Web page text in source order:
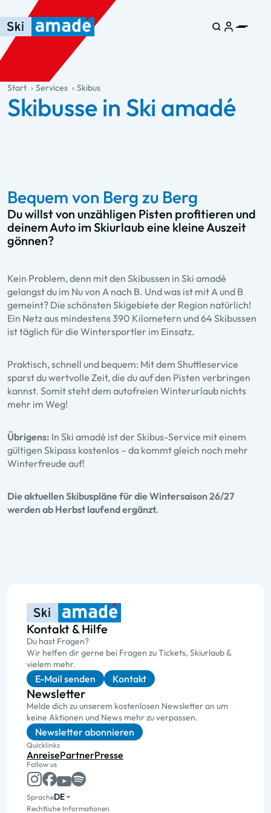
Zum Haupt-Inhalt springen
Springe zur Tabelle
Zur Haupt-Navigation springen
general.table-of-content
Start Services Skibus
Skibusse in Ski amadé
Bequem von Berg zu Berg
Du willst von unzähligen Pisten profitieren und
deinem Auto im Skiurlaub eine kleine Auszeit
gönnen?
Kein Problem, denn mit den Skibussen in Ski amadé
gelangst du im Nu von A nach B. Und was ist mit A und B
gemeint? Die schönsten Skigebiete der Region natürlich!
Ein Netz aus mindestens 390 Kilometern und 64 Skibussen
ist täglich für die Wintersportler im Einsatz.
Praktisch, schnell und bequem: Mit dem Shuttleservice
sparst du wertvolle Zeit, die du auf den Pisten verbringen
kannst. Somit steht dem autofreien Winterurlaub nichts
mehr im Weg!
Übrigens: In Ski amadé ist der Skibus-Service mit einem
gültigen Skipass kostenlos – da kommt gleich noch mehr
Winterfreude auf!
Die aktuellen Skibuspläne für die Wintersaison 26/27
werden ab Herbst laufend ergänzt.
Kontakt & Hilfe
Du hast Fragen?
Wir helfen dir gerne bei Fragen zu Tickets, Skiurlaub &
vielem mehr.
E-Mail senden Kontakt
Newsletter
Melde dich zu unserem kostenlosen Newsletter an um
keine Aktionen und News mehr zu verpassen.
Newsletter abonnieren
Quicklinks
AnreisePartnerPresse
Follow us
SpracheDE
Rechtliche Informationen